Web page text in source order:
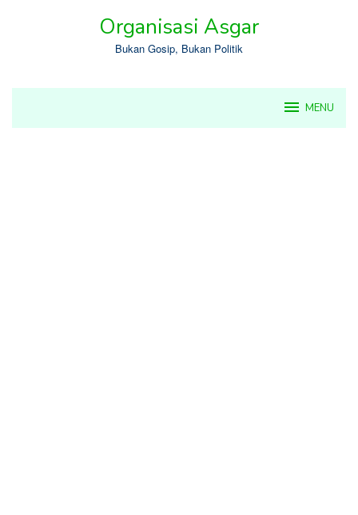
Organisasi Asgar
Bukan Gosip, Bukan Politik
MENU